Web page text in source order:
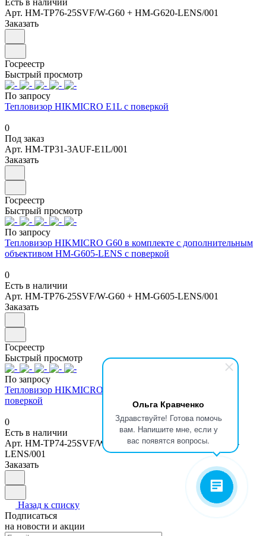
Ольга Кравченко
Здравствуйте! Готова помочь
вам. Напишите мне, если у
вас появятся вопросы.
Арт. HM-TP76-25SVF/W-G60 + HM-G620-LENS/001
Заказать
Госреестр
Быстрый просмотр
По запросу
Тепловизор HIKMICRO E1L с поверкой
0
Под заказ
Арт. HM-TP31-3AUF-E1L/001
Заказать
Госреестр
Быстрый просмотр
По запросу
Тепловизор HIKMICRO G60 в комплекте с дополнительным
объективом HM-G605-LENS с поверкой
0
Есть в наличии
Арт. HM-TP76-25SVF/W-G60 + HM-G605-LENS/001
Заказать
Госреестр
Быстрый просмотр
По запросу
Тепловизор HIKMICRO G40 + HM-G605-G620-LENS с
поверкой
0
Есть в наличии
Арт. HM-TP74-25SVF/W-G40/HM-G605-LENS/HM-G620-
LENS/001
Заказать
Назад к списку
Подписаться
на новости и акции